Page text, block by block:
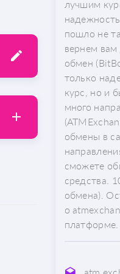
лучшим
пошло не
вернем
обмен
только
курс, но и
много
обмены в
сможете
средства.
обмена).
о
платформе.